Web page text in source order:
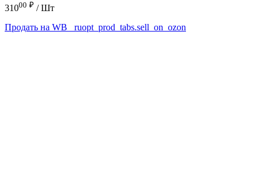
31000 ₽ / Шт
Продать на WB
_ruopt_prod_tabs.sell_on_ozon